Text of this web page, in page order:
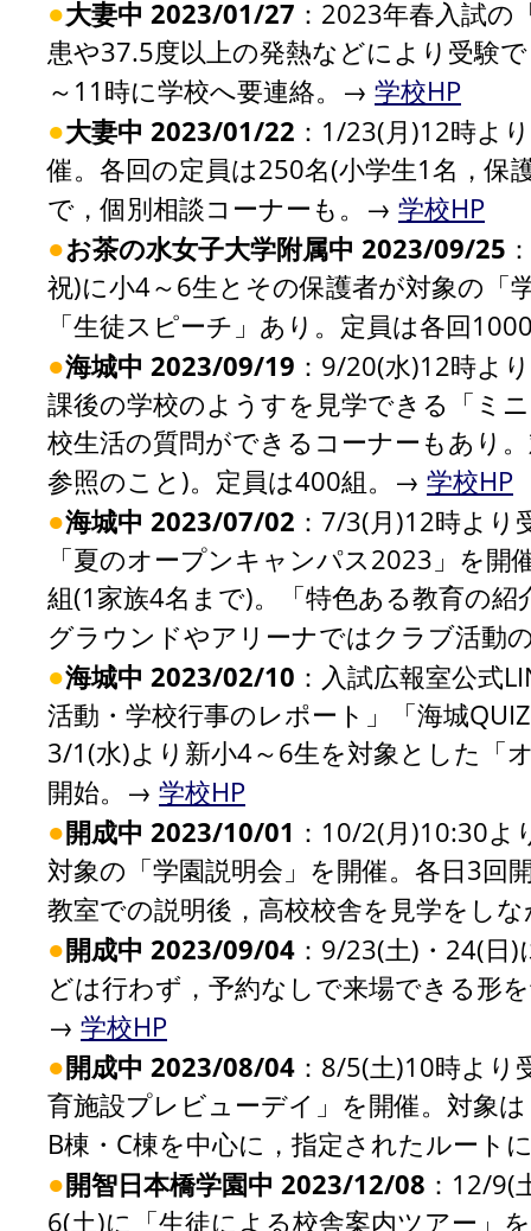
●大妻中 2023/01/27 ：2023年春入試
患や37.5度以上の発熱などにより受験
～11時に学校へ要連絡。→ 学校HP
●大妻中 2023/01/22 ：1/23(月)12時よ
催。各回の定員は250名(小学生1名，保
で，個別相談コーナーも。→ 学校HP
●お茶の水女子大学附属中 2023/09/25
祝)に小4～6生とその保護者が対象の「
「生徒スピーチ」あり。定員は各回
●海城中 2023/09/19 ：9/20(水)12時よ
課後の学校のようすを見学できる「ミ
校生活の質問ができるコーナーもあり
参照のこと)。定員は400組。→ 学校HP
●海城中 2023/07/02 ：7/3(月)12時よ
「夏のオープンキャンパス2023」を
組(1家族4名まで)。「特色ある教育の
グラウンドやアリーナではクラブ活動
●海城中 2023/02/10 ：入試広報室公式
活動・学校行事のレポート」「海城
3/1(水)より新小4～6生を対象とした「
開始。→ 学校HP
●開成中 2023/10/01 ：10/2(月)10:30
対象の「学園説明会」を開催。各日3回
教室での説明後，高校校舎を見学をし
●開成中 2023/09/04 ：9/23(土)・24(日
どは行わず，予約なしで来場できる形
→ 学校HP
●開成中 2023/08/04 ：8/5(土)10時より
育施設プレビューデイ」を開催。対象
B棟・C棟を中心に，指定されたルー
●開智日本橋学園中 2023/12/08 ：12/9(
6(土)に「生徒による校舎案内ツアー」